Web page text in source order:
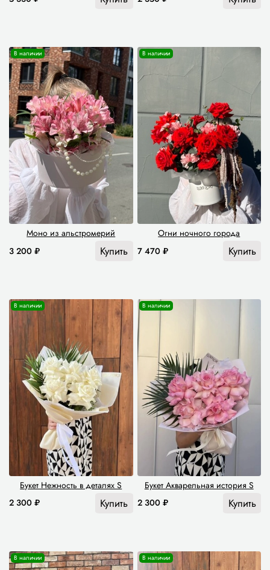
В наличии
Моно из альстромерий
3 200 ₽
Купить
В наличии
Огни ночного города
7 470 ₽
Купить
В наличии
Букет Нежность в деталях S
2 300 ₽
Купить
В наличии
Букет Акварельная история S
2 300 ₽
Купить
В наличии В наличии